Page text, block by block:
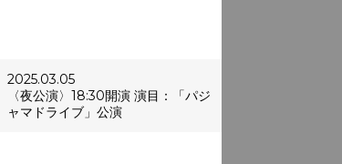
2025.03.05
〈夜公演〉18:30開演 演目：「パジ
ャマドライブ」公演